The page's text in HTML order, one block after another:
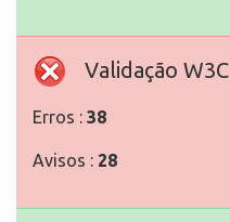
Validação W3C
Erros : 38
Avisos : 28